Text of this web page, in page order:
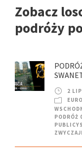
Zobacz
podróży
2
PODRÓŻ